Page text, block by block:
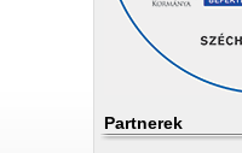
Partnerek